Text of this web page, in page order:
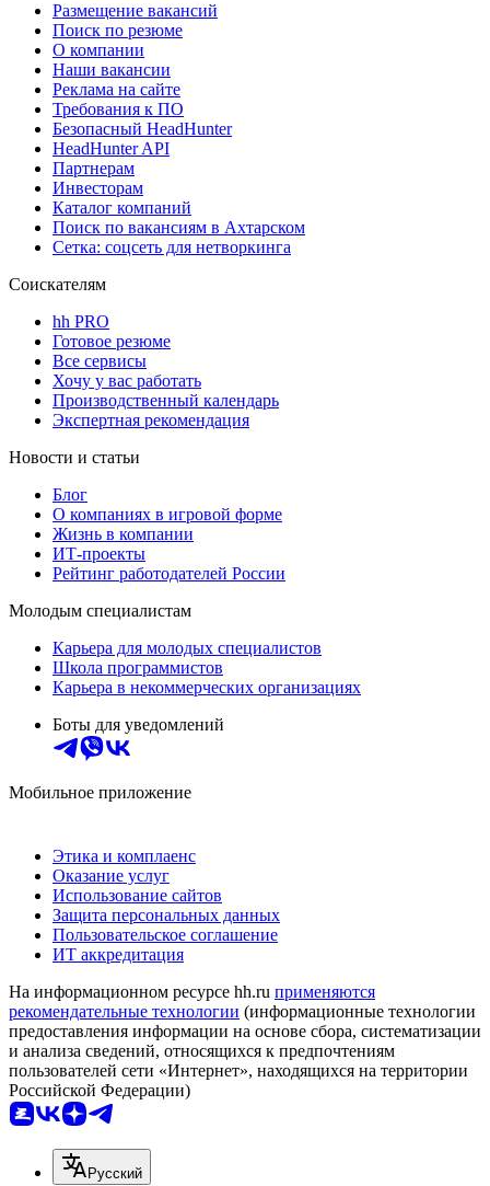
Размещение вакансий
Поиск по резюме
О компании
Наши вакансии
Реклама на сайте
Требования к ПО
Безопасный HeadHunter
HeadHunter API
Партнерам
Инвесторам
Каталог компаний
Поиск по вакансиям в Ахтарском
Сетка: соцсеть для нетворкинга
Соискателям
hh PRO
Готовое резюме
Все сервисы
Хочу у вас работать
Производственный календарь
Экспертная рекомендация
Новости и статьи
Блог
О компаниях в игровой форме
Жизнь в компании
ИТ-проекты
Рейтинг работодателей России
Молодым специалистам
Карьера для молодых специалистов
Школа программистов
Карьера в некоммерческих организациях
Боты для уведомлений
Мобильное приложение
Этика и комплаенс
Оказание услуг
Использование сайтов
Защита персональных данных
Пользовательское соглашение
ИТ аккредитация
На информационном ресурсе hh.ru применяются
рекомендательные технологии (информационные технологии
предоставления информации на основе сбора, систематизации
и анализа сведений, относящихся к предпочтениям
пользователей сети «Интернет», находящихся на территории
Российской Федерации)
Русский